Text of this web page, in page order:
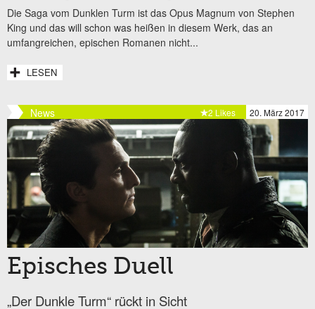
Die Saga vom Dunklen Turm ist das Opus Magnum von Stephen
King und das will schon was heißen in diesem Werk, das an
umfangreichen, epischen Romanen nicht...
LESEN
News 20. März 2017
2 Likes
Episches Duell
„Der Dunkle Turm“ rückt in Sicht